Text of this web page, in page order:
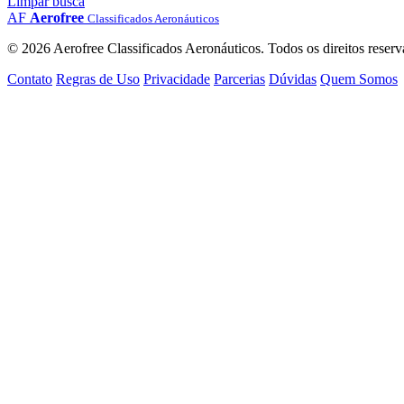
AF Aerofree Classificados Aeronáuticos
© 2026 Aerofree Classificados Aeronáuticos. Todos os direitos
Contato Regras de Uso Privacidade Parcerias Dúvidas Quem Somos